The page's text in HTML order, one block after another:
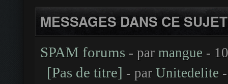
MESSAGES DANS CE SUJET
SPAM forums - par mangue -
[Pas de titre] - par Unitedelite